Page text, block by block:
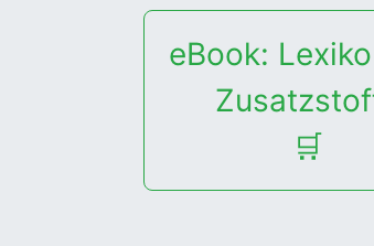
eBook:
🛒